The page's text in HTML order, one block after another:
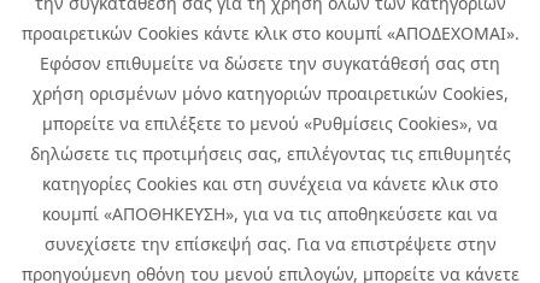
προαιρετικών Cookies κάντε κλικ στο κουμπί «ΑΠΟΔΕΧΟΜΑΙ».
Εφόσον επιθυμείτε να δώσετε την συγκατάθεσή σας στη
χρήση ορισμένων μόνο κατηγοριών προαιρετικών Cookies,
μπορείτε να επιλέξετε το μενού «Ρυθμίσεις Cookies», να
δηλώσετε τις προτιμήσεις σας, επιλέγοντας τις επιθυμητές
κατηγορίες Cookies και στη συνέχεια να κάνετε κλικ στο
κουμπί «ΑΠΟΘΗΚΕΥΣΗ», για να τις αποθηκεύσετε και να
συνεχίσετε την επίσκεψή σας. Για να επιστρέψετε στην
προηγούμενη οθόνη του μενού επιλογών, μπορείτε να κάνετε